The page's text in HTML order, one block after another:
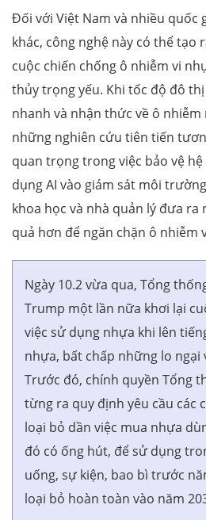
Đối với Việt Nam và nhiều quốc
khác, công nghệ này có thể tạo
cuộc chiến chống ô nhiễm vi
thủy trọng yếu. Khi tốc độ đô
nhanh và nhận thức về ô nhiễm
những nghiên cứu tiên tiến
quan trọng trong việc bảo vệ
dụng AI vào giám sát môi
khoa học và nhà quản lý đưa ra
quả hơn để ngăn chặn ô nhiễm
Ngày 10.2 vừa qua, Tổng
Trump một lần nữa khơi lại
việc sử dụng nhựa khi lên
nhựa, bất chấp những lo ngại
Trước đó, chính quyền Tổng
từng ra quy định yêu cầu các
loại bỏ dần việc mua nhựa
đó có ống hút, để sử dụng
uống, sự kiện, bao bì trước
loại bỏ hoàn toàn vào năm